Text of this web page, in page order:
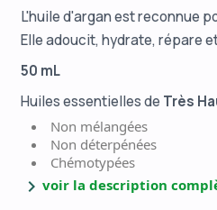
L'huile d'argan est reconnue
Elle adoucit, hydrate, répare
50 mL
Huiles essentielles de Très
Non mélangées
Non déterpénées
Chémotypées
chevron_right voir la description